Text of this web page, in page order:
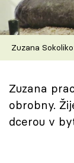
TV
Škola
Speciál:
Těhotnej
Zuzana
Zuzana
obrobny.
dcerou v